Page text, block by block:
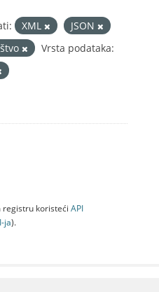
XML
JSON
Vrsta podataka:
registru koristeći API
jа).